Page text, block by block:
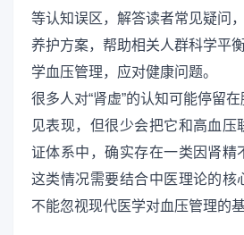
等认知误区，解答读者常见疑问
养护方案，帮助相关人群科学平
学血压管理，应对健康问题。
很多人对“肾虚”的认知可能停留
见表现，但很少会把它和高血压
证体系中，确实存在一类因肾精
这类情况需要结合中医理论的核
不能忽视现代医学对血压管理的基